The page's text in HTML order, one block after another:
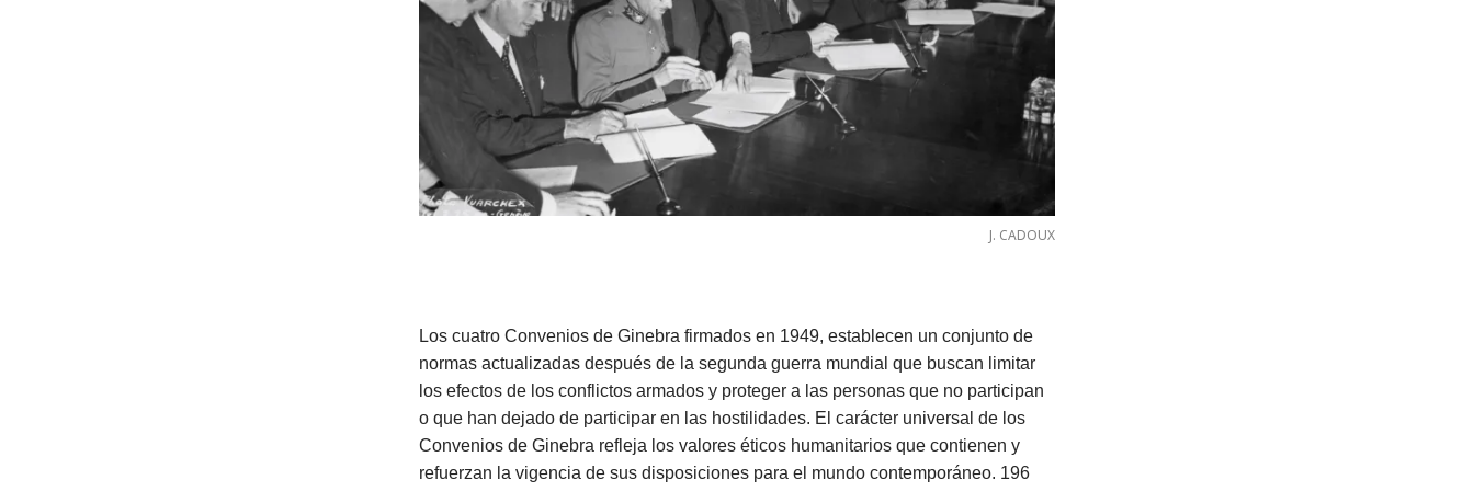
J. CADOUX
Los cuatro Convenios de Ginebra firmados en 1949, establecen un conjunto de
normas actualizadas después de la segunda guerra mundial que buscan limitar
los efectos de los conflictos armados y proteger a las personas que no participan
o que han dejado de participar en las hostilidades. El carácter universal de los
Convenios de Ginebra refleja los valores éticos humanitarios que contienen y
refuerzan la vigencia de sus disposiciones para el mundo contemporáneo. 196